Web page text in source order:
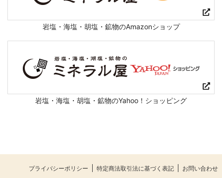
岩塩・海塩・胡塩・鉱物のAmazonショップ
岩塩・海塩・胡塩・鉱物のYahoo！ショッピング
プライバシーポリシー 特定商法取引法に基づく表記 お問い合わせ